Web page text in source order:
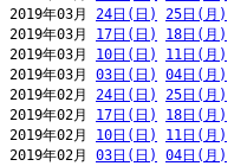
2019年03月 24日(日) 25日(月)
2019年03月 17日(日) 18日(月)
2019年03月 10日(日) 11日(月)
2019年03月 03日(日) 04日(月)
2019年02月 24日(日) 25日(月)
2019年02月 17日(日) 18日(月)
2019年02月 10日(日) 11日(月)
2019年02月 03日(日) 04日(月)